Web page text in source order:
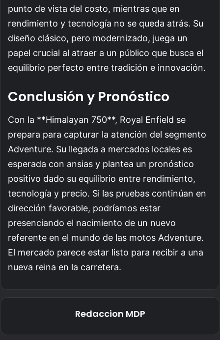
punto de vista del costo, mientras que en
rendimiento y tecnología no se queda atrás. Su
diseño clásico, pero modernizado, juega un
papel crucial al atraer a un público que busca el
equilibrio perfecto entre tradición e innovación.
Conclusión y Pronóstico
Con la **Himalayan 750**, Royal Enfield se
prepara para capturar la atención del segmento
Adventure. Su llegada a mercados locales es
esperada con ansias y plantea un pronóstico
positivo dado su equilibrio entre rendimiento,
tecnología y precio. Si las pruebas continúan en
dirección favorable, podríamos estar
presenciando el nacimiento de un nuevo
referente en el mundo de las motos Adventure.
El mercado parece estar listo para recibir a una
nueva reina en la carretera.
Redaccion MDP